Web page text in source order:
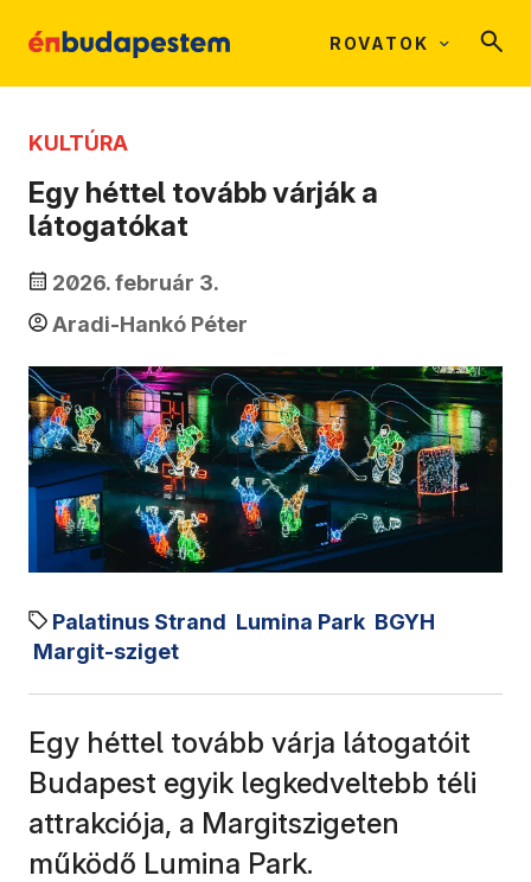
ROVATOK
KULTÚRA
Egy héttel tovább várják a
látogatókat
2026. február 3.
Aradi-Hankó Péter
Palatinus Strand Lumina Park BGYH
Margit-sziget
Egy héttel tovább várja látogatóit
Budapest egyik legkedveltebb téli
attrakciója, a Margitszigeten
működő Lumina Park.